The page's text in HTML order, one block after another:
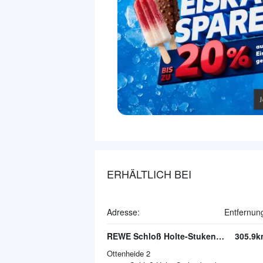
ERHÄLTLICH BEI
Adresse:
REWE Schloß Holte-Stukenbrock
Ottenheide 2